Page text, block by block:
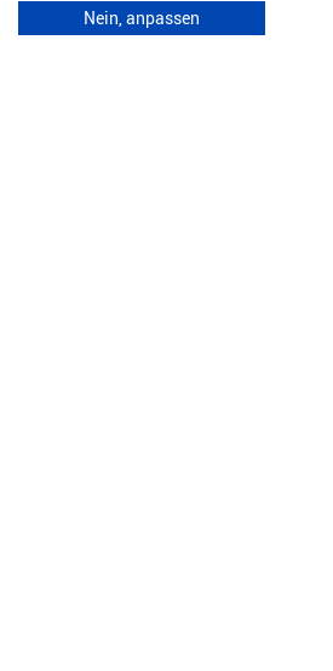
Nein, anpassen